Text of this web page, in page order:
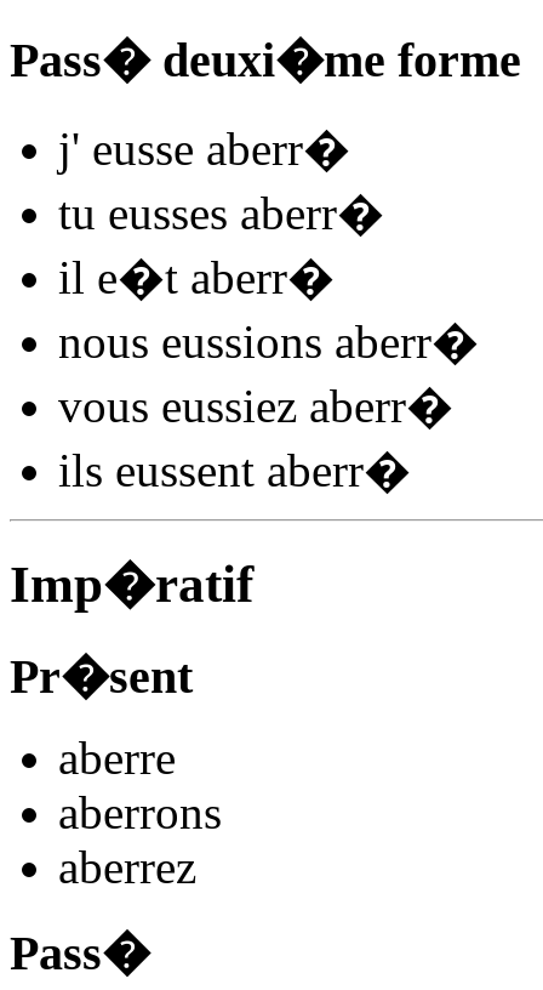
Pass� deuxi�me forme
j' eusse aberr�
tu eusses aberr�
il e�t aberr�
nous eussions aberr�
vous eussiez aberr�
ils eussent aberr�
Imp�ratif
Pr�sent
aberre
aberrons
aberrez
Pass�